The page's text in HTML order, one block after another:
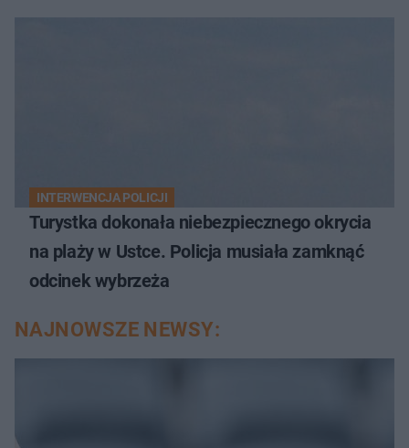
INTERWENCJA POLICJI
Turystka dokonała niebezpiecznego okrycia
na plaży w Ustce. Policja musiała zamknąć
odcinek wybrzeża
NAJNOWSZE NEWSY: